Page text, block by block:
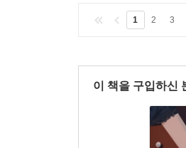
1 2 3
이 책을 구입하신